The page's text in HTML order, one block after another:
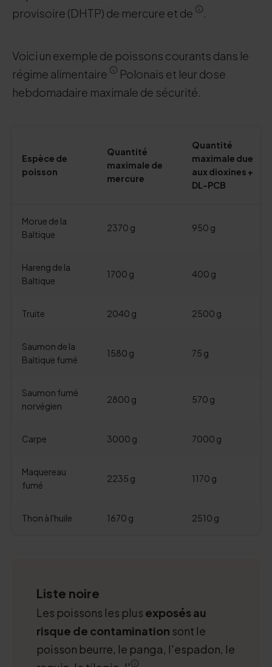
provisoire (DHTP) de mercure et de
.
Voici un exemple de poissons courants dans le
régime alimentaire
Polonais et leur dose
hebdomadaire maximale de sécurité.
Espèce de
poisson
Quantité
maximale de
mercure
Quantité
maximale due
aux dioxines +
DL-PCB
Morue de la
Baltique
2370 g 950 g
Hareng de la
Baltique
1700 g 400 g
Truite 2040 g 2500 g
Saumon de la
Baltique fumé
1580 g 75 g
Saumon fumé
norvégien
2800 g 570 g
Carpe 3000 g 7000 g
Maquereau
fumé
2235 g 1170 g
Thon à l'huile 1670 g 2510 g
Liste noire
Les poissons les plus exposés au
risque de contamination sont le
poisson beurre, le panga, l'espadon, le